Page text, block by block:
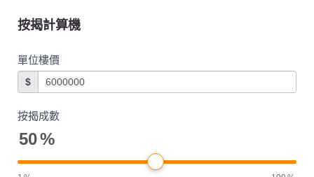
按揭計算機
單位樓價
$
按揭成數
50%